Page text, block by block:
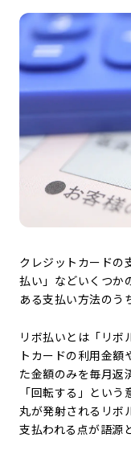
クレジットカードの
払い」などいくつか
ある支払い方法のう
リボ払いとは「リボ
トカードの利用金額
た金額のみを毎月返
「回転する」とい
丸が発射されるリボ
支払われる点が語源